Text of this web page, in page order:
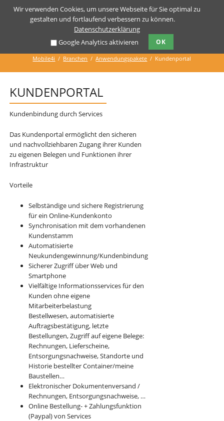
Kundenportal
Mobile4i Branchen Anwendungspakete Kundenportal
KUNDENPORTAL
Kundenbindung durch Services
Das Kundenportal ermöglicht den sicheren
und nachvollziehbaren Zugang ihrer Kunden
zu eigenen Belegen und Funktionen ihrer
Infrastruktur
Vorteile
Selbständige und sichere Registrierung
für ein Online-Kundenkonto
Synchronisation mit dem vorhandenen
Kundenstamm
Automatisierte
Neukundengewinnung/Kundenbindung
Sicherer Zugriff über Web und
Smartphone
Vielfältige Informationsservices für den
Kunden ohne eigene
Mitarbeiterbelastung
Bestellwesen, automatisierte
Auftragsbestätigung, letzte
Bestellungen, Zugriff auf eigene Belege:
Rechnungen, Lieferscheine,
Entsorgungsnachweise, Standorte und
Historie bestellter Container/meine
Baustellen…
Elektronischer Dokumentenversand /
Rechnungen, Entsorgungsnachweise, …
Online Bestellung- + Zahlungsfunktion
(Paypal) von Services
Wir verwenden Cookies, um unsere Webseite für Sie optimal zu
gestalten und fortlaufend verbessern zu können.
Datenschutzerklärung
Google Analytics aktivieren
OK